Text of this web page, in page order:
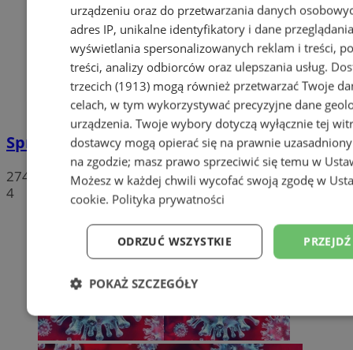
Sprzeciwiają się niedzieli wolnej od handlu
274
4
urządzeniu oraz do przetwarzania danych
adres IP, unikalne identyfikatory i dane
wyświetlania spersonalizowanych reklam i treści,
treści, analizy odbiorców oraz ulepszania usług.
trzecich (1913)mogą również przetwarzać Twoje
celach, w tym wykorzystywać precyzyjne dane
urządzenia. Twoje wybory dotyczą wyłącznie tej
dostawcy mogą opierać się na prawnie
na zgodzie; masz prawo sprzeciwić się temu w
Możesz w każdej chwili wycofać swoją zgodę w
cookie. Polityka prywatności
ODRZUĆ WSZYSTKIE
POKAŻ SZCZEGÓŁY
Niezbędne Wydajność Targetowanie